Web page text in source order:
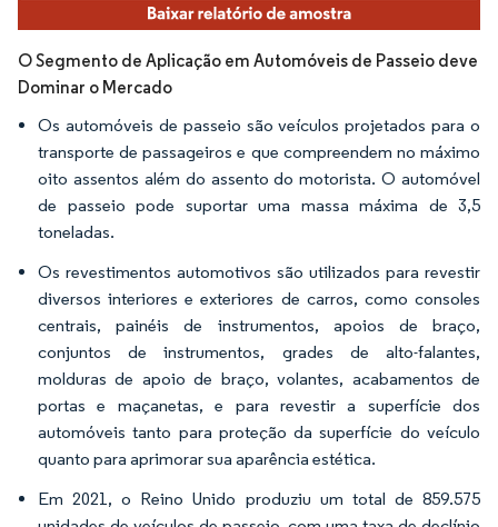
O Segmento de Aplicação em Automóveis de Passeio deve
Dominar o Mercado
Os automóveis de passeio são veículos projetados para o
transporte de passageiros e que compreendem no máximo
oito assentos além do assento do motorista. O automóvel
de passeio pode suportar uma massa máxima de 3,5
toneladas.
Os revestimentos automotivos são utilizados para revestir
diversos interiores e exteriores de carros, como consoles
centrais, painéis de instrumentos, apoios de braço,
conjuntos de instrumentos, grades de alto-falantes,
molduras de apoio de braço, volantes, acabamentos de
portas e maçanetas, e para revestir a superfície dos
automóveis tanto para proteção da superfície do veículo
quanto para aprimorar sua aparência estética.
Em 2021, o Reino Unido produziu um total de 859.575